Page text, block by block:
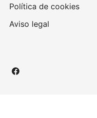
Política de cookies
Aviso legal